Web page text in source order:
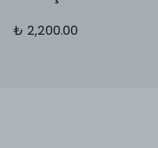
₺ 2,200.00